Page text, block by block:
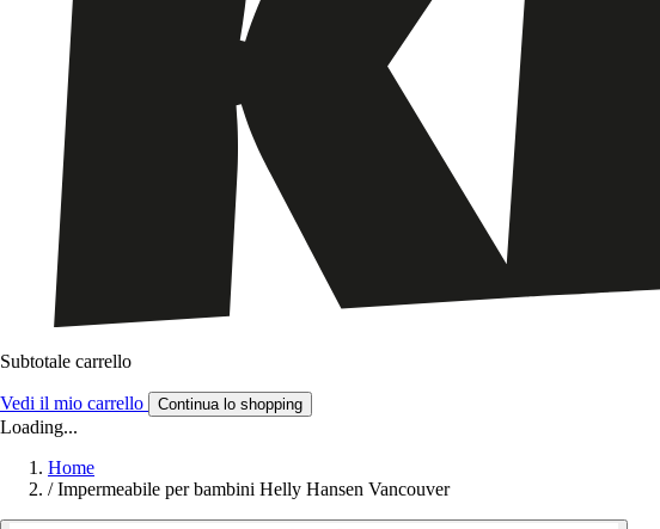
Subtotale carrello
Vedi il mio carrello Continua lo shopping
Loading...
Home
/ Impermeabile per bambini Helly Hansen Vancouver